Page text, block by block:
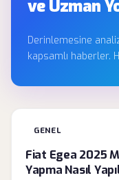
ve Uzman
Derinlemesine
kapsamlı haberler.
GENEL
Fiat Egea 2025
Yapma Nasıl